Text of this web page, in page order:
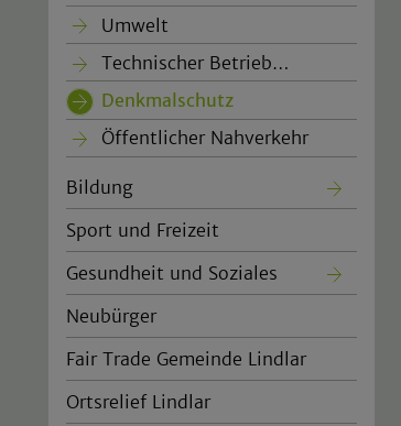
Umwelt
Technischer Betrieb…
Denkmalschutz
Öffentlicher Nahverkehr
Bildung
Sport und Freizeit
Gesundheit und Soziales
Neubürger
Fair Trade Gemeinde Lindlar
Ortsrelief Lindlar